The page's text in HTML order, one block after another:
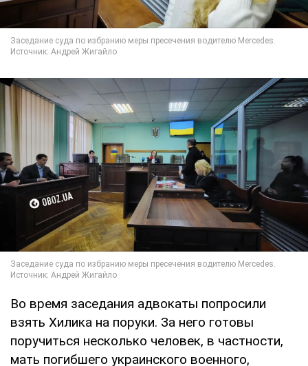
Во время заседания адвокаты попросили
взять Хилика на поруки. За него готовы
поручиться несколько человек, в частности,
мать погибшего украинского военного,